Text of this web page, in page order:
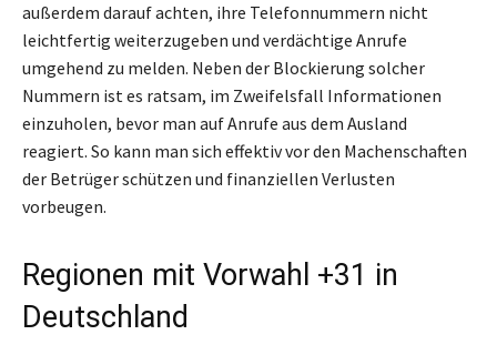
außerdem darauf achten, ihre Telefonnummern nicht
leichtfertig weiterzugeben und verdächtige Anrufe
umgehend zu melden. Neben der Blockierung solcher
Nummern ist es ratsam, im Zweifelsfall Informationen
einzuholen, bevor man auf Anrufe aus dem Ausland
reagiert. So kann man sich effektiv vor den Machenschaften
der Betrüger schützen und finanziellen Verlusten
vorbeugen.
Regionen mit Vorwahl +31 in
Deutschland